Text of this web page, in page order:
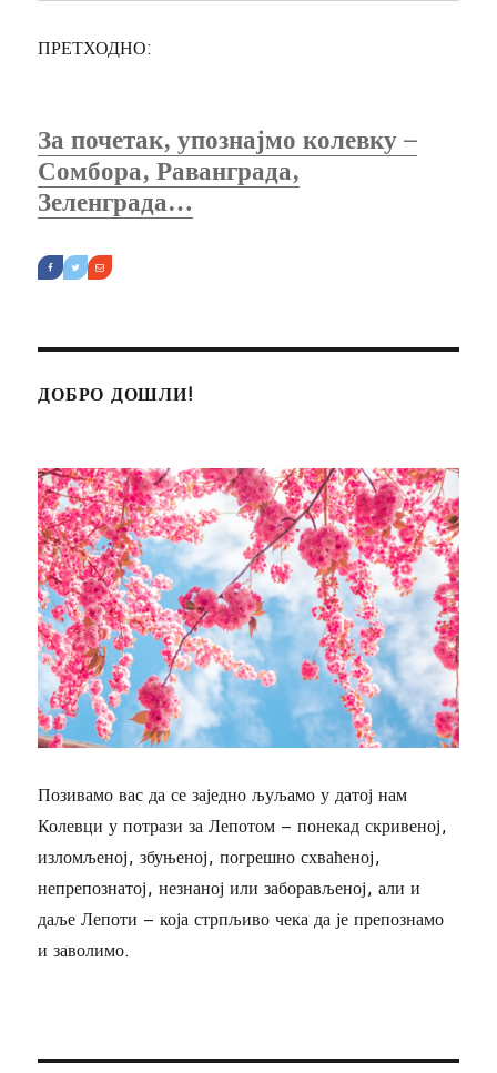
ПРЕТХОДНО:
За почетак, упознајмо колевку –
Сомбора, Раванграда,
Зеленграда…
ДОБРО ДОШЛИ!
Позивамо вас да се заједно љуљамо у датој нам
Колевци у потрази за Лепотом – понекад скривеној,
изломљеној, збуњеној, погрешно схваћеној,
непрепознатој, незнаној или заборављеној, али и
даље Лепоти – која стрпљиво чека да је препознамо
и заволимо.